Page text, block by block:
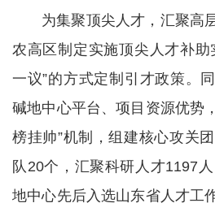
为集聚顶尖人才，汇聚高
农高区制定实施顶尖人才补助
一议”的方式定制引才政策。
碱地中心平台、项目资源优势
榜挂帅”机制，组建核心攻关
队20个，汇聚科研人才1197
地中心先后入选山东省人才工